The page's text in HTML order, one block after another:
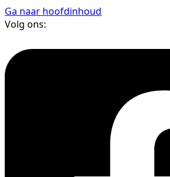
Ga naar hoofdinhoud
Volg ons: